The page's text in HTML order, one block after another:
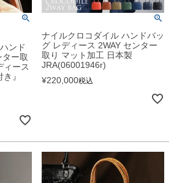
ンド
ー取
ィース
』
ナイルクロコダイル ハンドバッ
グ レディース 2WAY センター
取り マット加工 日本製
JRA(06001946r)
¥220,000税込